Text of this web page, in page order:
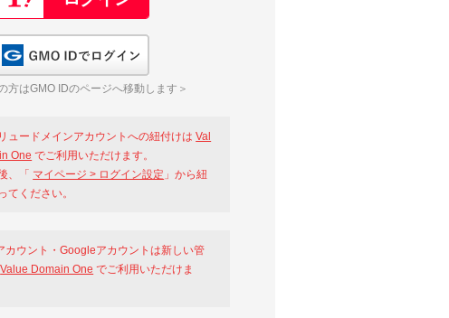
方はGMO IDのページへ移動します＞
ュードメインアカウントへの紐付けはVal
One でご利用いただけます。
、「 マイページ > ログイン設定 」から紐
てください。
カウント・Googleアカウントは新しい管
Value Domain One でご利用いただけま